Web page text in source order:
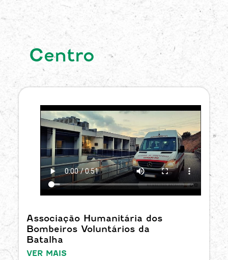
Centro
Associação Humanitária dos
Bombeiros Voluntários da
Batalha
VER MAIS